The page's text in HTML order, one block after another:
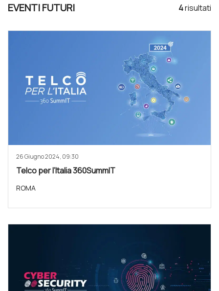
EVENTI FUTURI 4risultati
26 Giugno 2024, 09:30
Telco per l’Italia 360SummIT
ROMA